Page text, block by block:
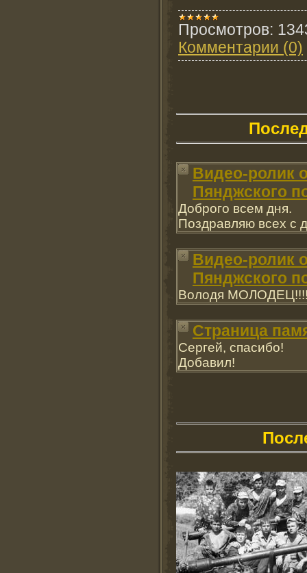
Просмотров:
Комментарии (0)
Видео-ролик
Пянджского
Доброго всем дня.
Поздравляю всех с
Видео-ролик
Пянджского
Володя
Страница
Сергей, спасибо!
Добавил!